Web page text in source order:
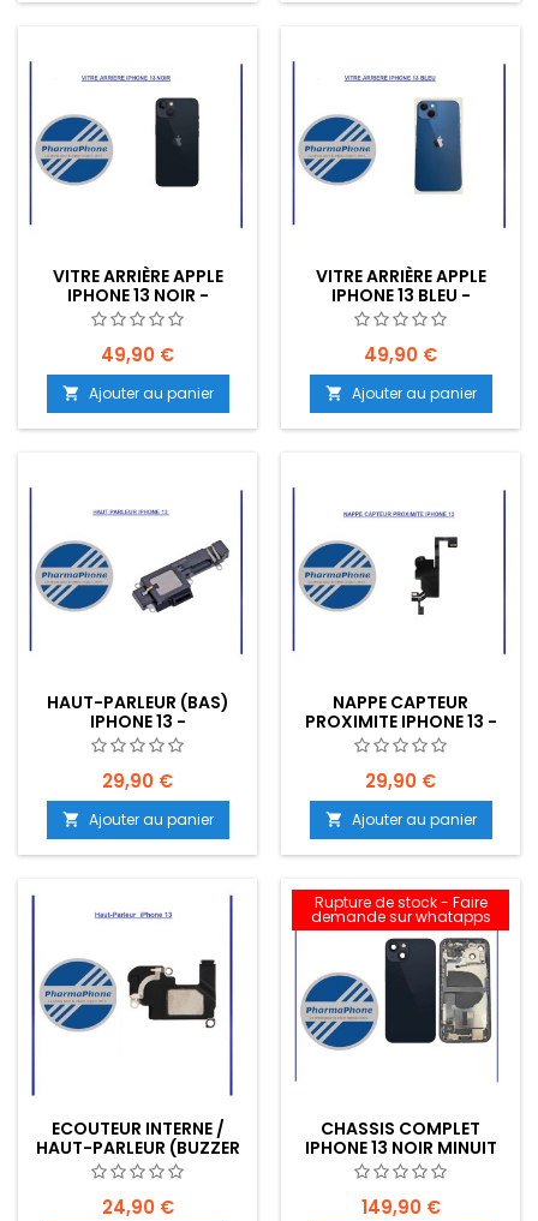
VITRE ARRIÈRE APPLE
IPHONE 13 NOIR -
EMPLACEMENT: Z2-R15-
E33
49,90 €
 Ajouter au panier
VITRE ARRIÈRE APPLE
IPHONE 13 BLEU -
EMPLACEMENT: Z2-R15-
E33
49,90 €
 Ajouter au panier
HAUT-PARLEUR (BAS)
IPHONE 13 -
EMPLACEMENT: Z2-R15-
B553
29,90 €
 Ajouter au panier
NAPPE CAPTEUR
PROXIMITE IPHONE 13 -
EMPLACEMENT: Z02-R15-
B553
29,90 €
 Ajouter au panier
ECOUTEUR INTERNE /
HAUT-PARLEUR (BUZZER
HAUT) IPHONE 13 -
EMPLACEMENT: Z02-R15-
B553
24,90 €
Rupture de stock - Faire
demande sur whatapps
CHASSIS COMPLET
IPHONE 13 NOIR MINUIT
149,90 €